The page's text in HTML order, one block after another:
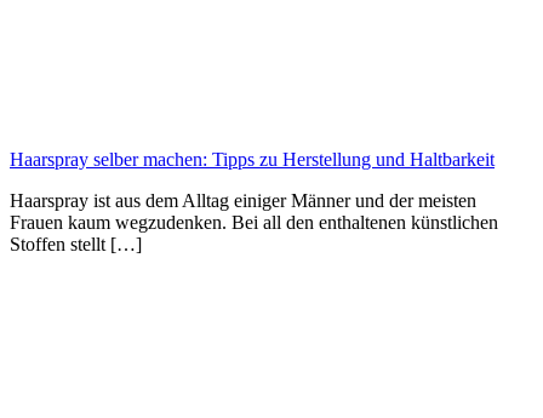
Haarspray selber machen: Tipps zu Herstellung und Haltbarkeit
Haarspray ist aus dem Alltag einiger Männer und der meisten
Frauen kaum wegzudenken. Bei all den enthaltenen künstlichen
Stoffen stellt […]